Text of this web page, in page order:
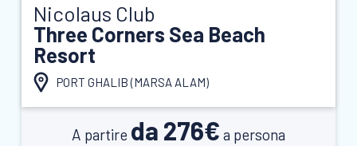
Nicolaus Club
Three Corners Sea Beach
Resort
PORT GHALIB (MARSA ALAM)
A partire da 276€ a persona